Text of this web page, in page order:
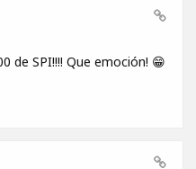
de SPI!!!! Que emoción! 😁